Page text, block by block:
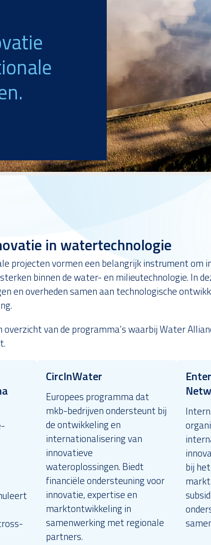
in watertechnologie
projecten vormen een belangrijk instrument om
binnen de water- en milieutechnologie. In
en overheden samen aan technologische
overzicht van de programma’s waarbij Water
CircInWater
Europees programma dat
mkb-bedrijven ondersteunt bij
de ontwikkeling en
internationalisering van
innovatieve
wateroplossingen. Biedt
financiële ondersteuning voor
innovatie, expertise en
marktontwikkeling in
samenwerking met regionale
partners.
bij